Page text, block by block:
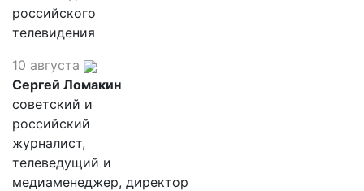
российского
телевидения
10 августа
Сергей Ломакин
советский и
российский
журналист,
телеведущий и
медиаменеджер, директор